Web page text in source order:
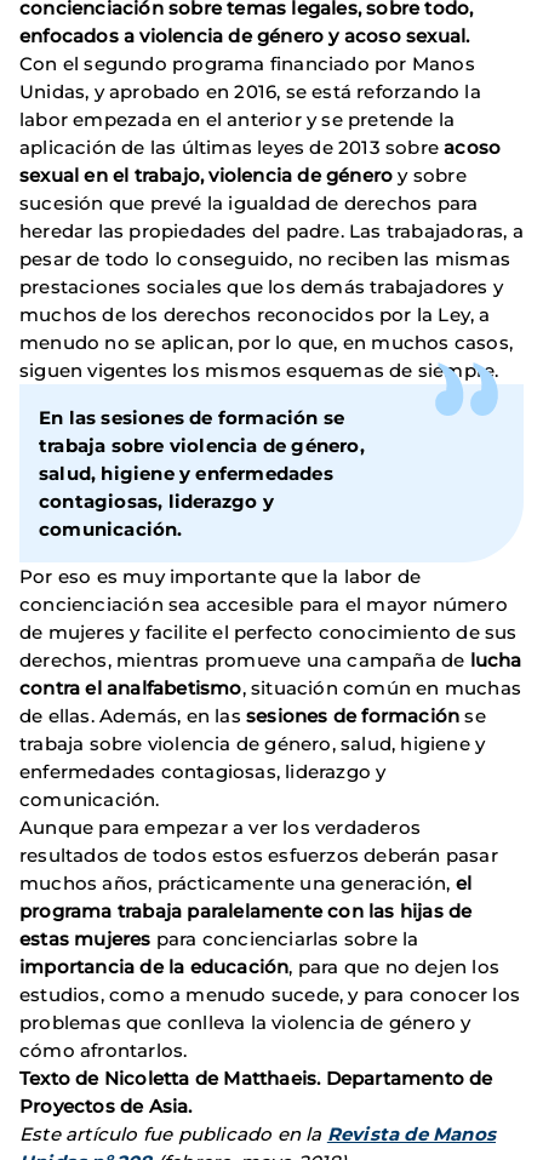
concienciación sobre temas legales, sobre todo,
enfocados a violencia de género y acoso sexual.
Con el segundo programa financiado por Manos
Unidas, y aprobado en 2016, se está reforzando la
labor empezada en el anterior y se pretende la
aplicación de las últimas leyes de 2013 sobreacoso
sexual en el trabajo, violencia de género y sobre
sucesión que prevé la igualdad de derechos para
heredar las propiedades del padre. Las trabajadoras, a
pesar de todo lo conseguido, no reciben las mismas
prestaciones sociales que los demás trabajadores y
muchos de los derechos reconocidos por la Ley, a
menudo no se aplican, por lo que, en muchos casos,
siguen vigentes los mismos esquemas de siempre.
En las sesiones de formación se
trabaja sobre violencia de género,
salud, higiene y enfermedades
contagiosas, liderazgo y
comunicación.
Por eso es muy importante que la labor de
concienciación sea accesible para el mayor número
de mujeres y facilite el perfecto conocimiento de sus
derechos, mientras promueve una campaña de lucha
contra el analfabetismo, situación común en muchas
de ellas. Además, en las sesiones de formación se
trabaja sobre violencia de género, salud, higiene y
enfermedades contagiosas, liderazgo y
comunicación.
Aunque para empezar a ver los verdaderos
resultados de todos estos esfuerzos deberán pasar
muchos años, prácticamente una generación, el
programa trabaja paralelamente con las hijas de
estas mujeres para concienciarlas sobre la
importancia de la educación, para que no dejen los
estudios, como a menudo sucede, y para conocer los
problemas que conlleva la violencia de género y
cómo afrontarlos.
Texto de Nicoletta de Matthaeis. Departamento de
Proyectos de Asia.
Este artículo fue publicado en la Revista de Manos